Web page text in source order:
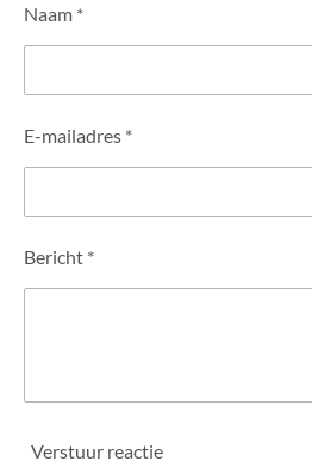
Naam *
E-mailadres *
Bericht *
Verstuur reactie